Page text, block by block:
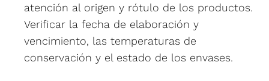
atención al origen y rótulo de los productos.
Verificar la fecha de elaboración y
vencimiento, las temperaturas de
conservación y el estado de los envases.